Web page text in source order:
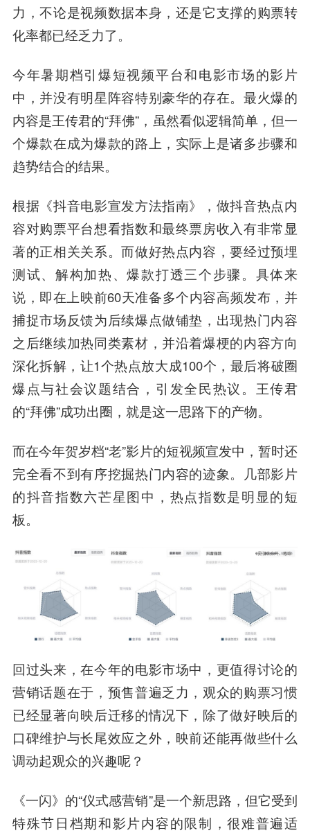
力，不论是视频数据本身，还是它支撑的购票转
化率都已经乏力了。
今年暑期档引爆短视频平台和电影市场的影片
中，并没有明星阵容特别豪华的存在。最火爆的
内容是王传君的“拜佛”，虽然看似逻辑简单，但一
个爆款在成为爆款的路上，实际上是诸多步骤和
趋势结合的结果。
根据《抖音电影宣发方法指南》，做抖音热点内
容对购票平台想看指数和最终票房收入有非常显
著的正相关关系。而做好热点内容，要经过预埋
测试、解构加热、爆款打透三个步骤。具体来
说，即在上映前60天准备多个内容高频发布，并
捕捉市场反馈为后续爆点做铺垫，出现热门内容
之后继续加热同类素材，并沿着爆梗的内容方向
深化拆解，让1个热点放大成100个，最后将破圈
爆点与社会议题结合，引发全民热议。王传君
的“拜佛”成功出圈，就是这一思路下的产物。
而在今年贺岁档“老”影片的短视频宣发中，暂时还
完全看不到有序挖掘热门内容的迹象。几部影片
的抖音指数六芒星图中，热点指数是明显的短
板。
回过头来，在今年的电影市场中，更值得讨论的
营销话题在于，预售普遍乏力，观众的购票习惯
已经显著向映后迁移的情况下，除了做好映后的
口碑维护与长尾效应之外，映前还能再做些什么
调动起观众的兴趣呢？
《一闪》的“仪式感营销”是一个新思路，但它受到
特殊节日档期和影片内容的限制，很难普遍适